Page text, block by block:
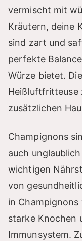
vermischt mit
Kräutern, deine
sind zart und
perfekte
Würze bietet.
Heißluftfritteuse
zusätzlichen
Champignons
auch
wichtigen
von
in
starke Knochen
Immunsystem.